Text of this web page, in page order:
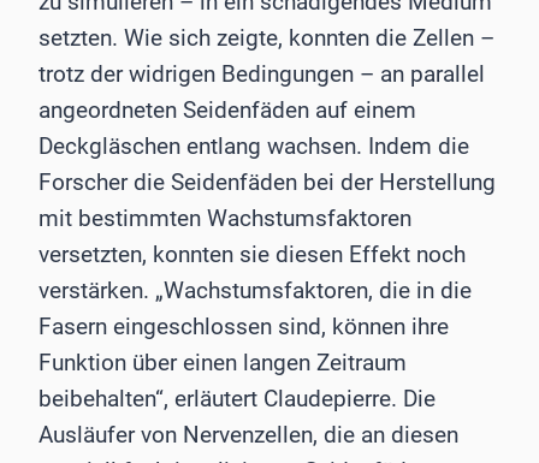
setzten. Wie sich zeigte, konnten die Zellen –
trotz der widrigen Bedingungen – an parallel
angeordneten Seidenfäden auf einem
Deckgläschen entlang wachsen. Indem die
Forscher die Seidenfäden bei der Herstellung
mit bestimmten Wachstumsfaktoren
versetzten, konnten sie diesen Effekt noch
verstärken. „Wachstumsfaktoren, die in die
Fasern eingeschlossen sind, können ihre
Funktion über einen langen Zeitraum
beibehalten“, erläutert Claudepierre. Die
Ausläufer von Nervenzellen, die an diesen